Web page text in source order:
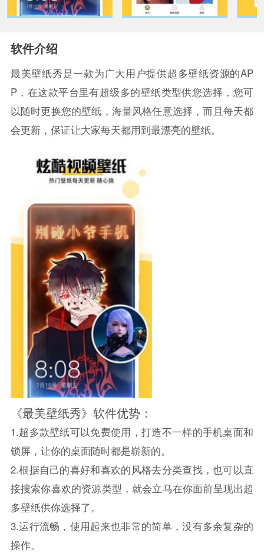
软件介绍
最美壁纸秀是一款为广大用户提供超多壁纸资源的AP
P，在这款平台里有超级多的壁纸类型供您选择，您可
以随时更换您的壁纸，海量风格任意选择，而且每天都
会更新，保证让大家每天都用到最漂亮的壁纸。
《最美壁纸秀》软件优势：
1.超多款壁纸可以免费使用，打造不一样的手机桌面和
锁屏，让你的桌面随时都是崭新的。
2.根据自己的喜好和喜欢的风格去分类查找，也可以直
接搜索你喜欢的资源类型，就会立马在你面前呈现出超
多壁纸供你选择了。
3.运行流畅，使用起来也非常的简单，没有多余复杂的
操作。